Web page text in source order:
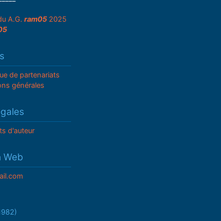
A.G. ram052025
de partenariats
générales
d'auteur
Web